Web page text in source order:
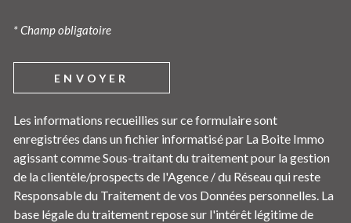
* Champ obligatoire
ENVOYER
Les informations recueillies sur ce formulaire sont
enregistrées dans un fichier informatisé par La Boite Immo
agissant comme Sous-traitant du traitement pour la gestion
de la clientèle/prospects de l'Agence / du Réseau qui reste
Responsable du Traitement de vos Données personnelles. La
base légale du traitement repose sur l'intérêt légitime de